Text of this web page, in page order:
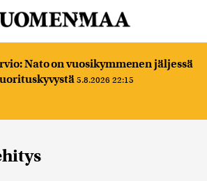
Nato on vuosikymmenen jäljessä
5.8.2026 22:15